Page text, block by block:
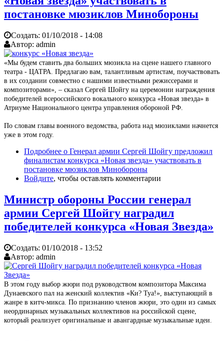
постановке мюзиклов Минобороны
Создать: 01/10/2018 - 14:08
Автор: admin
«Мы будем ставить два больших мюзикла на сцене нашего главного
театра - ЦАТРА. Предлагаю вам, талантливым артистам, поучаствовать
в их создании совместно с нашими известными режиссерами и
композиторами», – сказал Сергей Шойгу на церемонии награждения
победителей всероссийского вокального конкурса «Новая звезда» в
Атриуме Национального центра управления обороной РФ.
По словам главы военного ведомства, работа над мюзиклами начнется
уже в этом году.
Подробнее о Генерал армии Сергей Шойгу предложил
финалистам конкурса «Новая звезда» участвовать в
постановке мюзиклов Минобороны
Войдите, чтобы оставлять комментарии
Министр обороны России генерал
армии Сергей Шойгу наградил
победителей конкурса «Новая Звезда»
Создать: 01/10/2018 - 13:52
Автор: admin
В этом году выбор жюри под руководством композитора Максима
Дунаевского пал на женский коллектив «Ки? Туа!», выступающий в
жанре в китч-микса. По признанию членов жюри, это один из самых
неординарных музыкальных коллективов на российской сцене,
который реализует оригинальные и авангардные музыкальные идеи.